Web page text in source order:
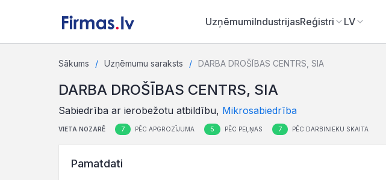
UzņēmumiIndustrijasReģistri LV
Sākums Uzņēmumu saraksts DARBA DROŠĪBAS CENTRS, SIA
DARBA DROŠĪBAS CENTRS, SIA
Sabiedrība ar ierobežotu atbildību, Mikrosabiedrība
VIETA NOZARĒ 7 PĒC APGROZĪJUMA 5 PĒC PEĻŅAS 7 PĒC DARBINIEKU SKAITA
Pamatdati